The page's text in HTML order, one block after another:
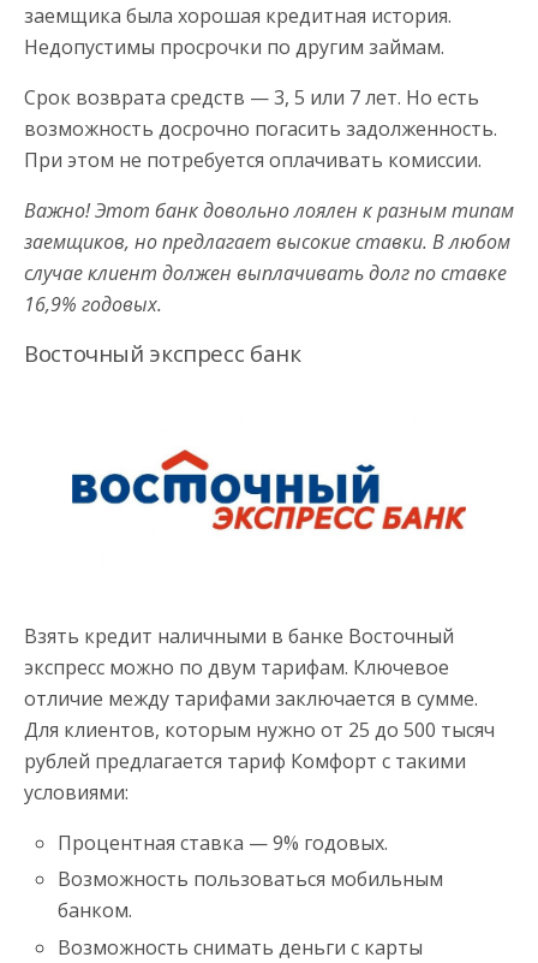
заемщика была хорошая кредитная история.
Недопустимы просрочки по другим займам.
Срок возврата средств — 3, 5 или 7 лет. Но есть
возможность досрочно погасить задолженность.
При этом не потребуется оплачивать комиссии.
Важно! Этот банк довольно лоялен к разным типам
заемщиков, но предлагает высокие ставки. В любом
случае клиент должен выплачивать долг по ставке
16,9% годовых.
Восточный экспресс банк
Взять кредит наличными в банке Восточный
экспресс можно по двум тарифам. Ключевое
отличие между тарифами заключается в сумме.
Для клиентов, которым нужно от 25 до 500 тысяч
рублей предлагается тариф Комфорт с такими
условиями:
Процентная ставка — 9% годовых.
Возможность пользоваться мобильным
банком.
Возможность снимать деньги с карты